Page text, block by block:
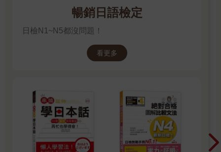
暢銷日語檢定
日檢N1~N5都沒問題！
看更多